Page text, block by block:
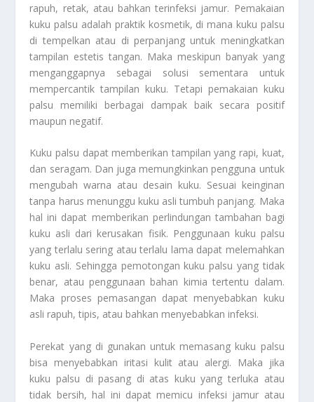
rapuh, retak, atau bahkan terinfeksi jamur. Pemakaian
kuku palsu adalah praktik kosmetik, di mana kuku palsu
di tempelkan atau di perpanjang untuk meningkatkan
tampilan estetis tangan. Maka meskipun banyak yang
menganggapnya sebagai solusi sementara untuk
mempercantik tampilan kuku. Tetapi pemakaian kuku
palsu memiliki berbagai dampak baik secara positif
maupun negatif.
Kuku palsu dapat memberikan tampilan yang rapi, kuat,
dan seragam. Dan juga memungkinkan pengguna untuk
mengubah warna atau desain kuku. Sesuai keinginan
tanpa harus menunggu kuku asli tumbuh panjang. Maka
hal ini dapat memberikan perlindungan tambahan bagi
kuku asli dari kerusakan fisik. Penggunaan kuku palsu
yang terlalu sering atau terlalu lama dapat melemahkan
kuku asli. Sehingga pemotongan kuku palsu yang tidak
benar, atau penggunaan bahan kimia tertentu dalam.
Maka proses pemasangan dapat menyebabkan kuku
asli rapuh, tipis, atau bahkan menyebabkan infeksi.
Perekat yang di gunakan untuk memasang kuku palsu
bisa menyebabkan iritasi kulit atau alergi. Maka jika
kuku palsu di pasang di atas kuku yang terluka atau
tidak bersih, hal ini dapat memicu infeksi jamur atau